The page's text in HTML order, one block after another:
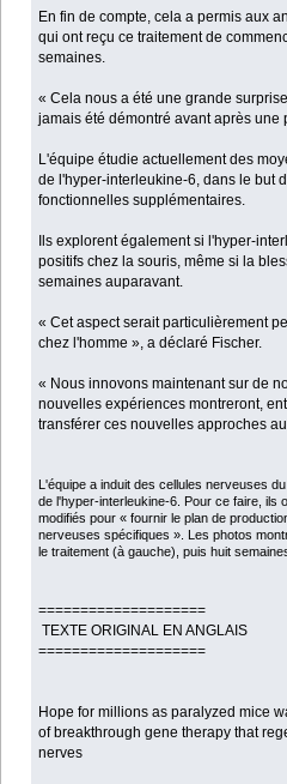
En fin de compte, cela a permis aux
qui ont reçu ce traitement de
semaines.
« Cela nous a été une grande
jamais été démontré avant après une
L'équipe étudie actuellement des
de l'hyper-interleukine-6, dans le but
fonctionnelles supplémentaires.
Ils explorent également si l'hyper-
positifs chez la souris, même si la
semaines auparavant.
« Cet aspect serait particulièrement
chez l'homme », a déclaré Fischer.
« Nous innovons maintenant sur de
nouvelles expériences montreront,
transférer ces nouvelles approches
L'équipe a induit des cellules nerveuses
de l'hyper-interleukine-6. Pour ce faire, ils
modifiés pour « fournir le plan de
nerveuses spécifiques ». Les photos
le traitement (à gauche), puis huit
====================
TEXTE ORIGINAL EN ANGLAIS
====================
Hope for millions as paralyzed mice
of breakthrough gene therapy that
nerves